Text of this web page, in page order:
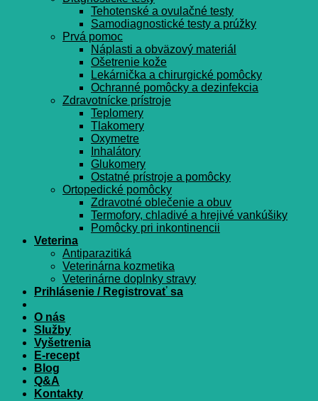
Tehotenské a ovulačné testy
Samodiagnostické testy a prúžky
Prvá pomoc
Náplasti a obväzový materiál
Ošetrenie kože
Lekárnička a chirurgické pomôcky
Ochranné pomôcky a dezinfekcia
Zdravotnícke prístroje
Teplomery
Tlakomery
Oxymetre
Inhalátory
Glukomery
Ostatné prístroje a pomôcky
Ortopedické pomôcky
Zdravotné oblečenie a obuv
Termofory, chladivé a hrejivé vankúšiky
Pomôcky pri inkontinencii
Veterina
Antiparazitiká
Veterinárna kozmetika
Veterinárne doplnky stravy
Prihlásenie / Registrovať sa
O nás
Služby
Vyšetrenia
E-recept
Blog
Q&A
Kontakty